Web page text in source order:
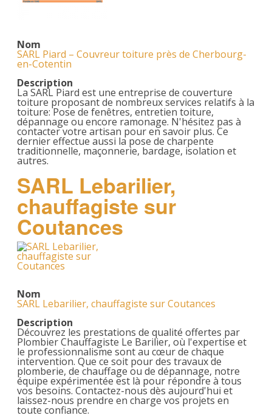
Nom
SARL Piard – Couvreur toiture près de Cherbourg-
en-Cotentin
Description
La SARL Piard est une entreprise de couverture
toiture proposant de nombreux services relatifs à la
toiture: Pose de fenêtres, entretien toiture,
dépannage ou encore ramonage. N'hésitez pas à
contacter votre artisan pour en savoir plus. Ce
dernier effectue aussi la pose de charpente
traditionnelle, maçonnerie, bardage, isolation et
autres.
SARL Lebarilier,
chauffagiste sur
Coutances
Nom
SARL Lebarilier, chauffagiste sur Coutances
Description
Découvrez les prestations de qualité offertes par
Plombier Chauffagiste Le Barilier, où l'expertise et
le professionnalisme sont au cœur de chaque
intervention. Que ce soit pour des travaux de
plomberie, de chauffage ou de dépannage, notre
équipe expérimentée est là pour répondre à tous
vos besoins. Contactez-nous dès aujourd'hui et
laissez-nous prendre en charge vos projets en
toute confiance.